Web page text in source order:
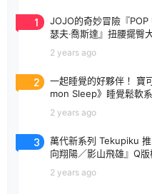
1
JOJO的奇妙冒險『POP
瑟夫‧喬斯達』扭腰擺臀
2 years ago
2
一起睡覺的好夥伴！ 寶
mon Sleep》睡覺鬆軟
2 years ago
3
萬代新系列 Tekupiku
向翔陽／影山飛雄』Q
2 years ago